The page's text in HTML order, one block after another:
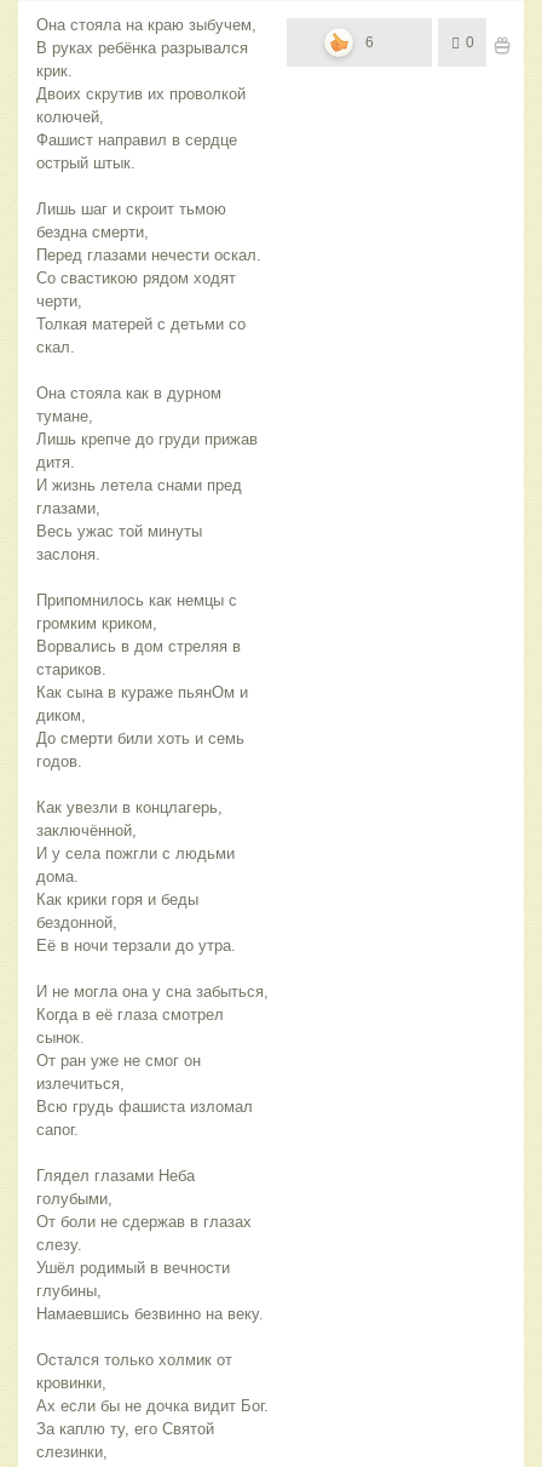
Она стояла на краю зыбучем,
В руках ребёнка разрывался
крик.
Двоих скрутив их проволкой
колючей,
Фашист направил в сердце
острый штык.
Лишь шаг и скроит тьмою
бездна смерти,
Перед глазами нечести оскал.
Со свастикою рядом ходят
черти,
Толкая матерей с детьми со
скал.
Она стояла как в дурном
тумане,
Лишь крепче до груди прижав
дитя.
И жизнь летела снами пред
глазами,
Весь ужас той минуты
заслоня.
Припомнилось как немцы с
громким криком,
Ворвались в дом стреляя в
стариков.
Как сына в кураже пьянОм и
диком,
До смерти били хоть и семь
годов.
Как увезли в концлагерь,
заключённой,
И у села пожгли с людьми
дома.
Как крики горя и беды
бездонной,
Её в ночи терзали до утра.
И не могла она у сна забыться,
Когда в её глаза смотрел
сынок.
От ран уже не смог он
излечиться,
Всю грудь фашиста изломал
сапог.
Глядел глазами Неба
голубыми,
От боли не сдержав в глазах
слезу.
Ушёл родимый в вечности
глубины,
Намаевшись безвинно на веку.
Остался только холмик от
кровинки,
Ах если бы не дочка видит Бог.
За каплю ту, его Святой
слезинки,
6 0